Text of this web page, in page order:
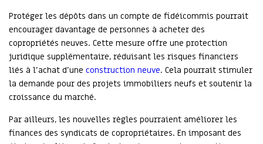
Protéger les dépôts dans un compte de fidéicommis pourrait
encourager davantage de personnes à acheter des
copropriétés neuves. Cette mesure offre une protection
juridique supplémentaire, réduisant les risques financiers
liés à l’achat d’une construction neuve. Cela pourrait stimuler
la demande pour des projets immobiliers neufs et soutenir la
croissance du marché.
Par ailleurs, les nouvelles règles pourraient améliorer les
finances des syndicats de copropriétaires. En imposant des